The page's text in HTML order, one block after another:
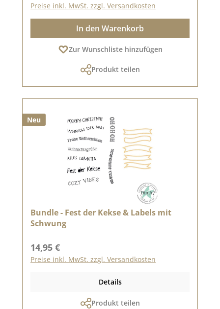
Preise inkl. MwSt. zzgl. Versandkosten
In den Warenkorb
Zur Wunschliste hinzufügen
Produkt teilen
Neu
Bundle - Fest der Kekse & Labels mit
Schwung
Regulärer Preis:
14,95 €
Preise inkl. MwSt. zzgl. Versandkosten
Details
Produkt teilen